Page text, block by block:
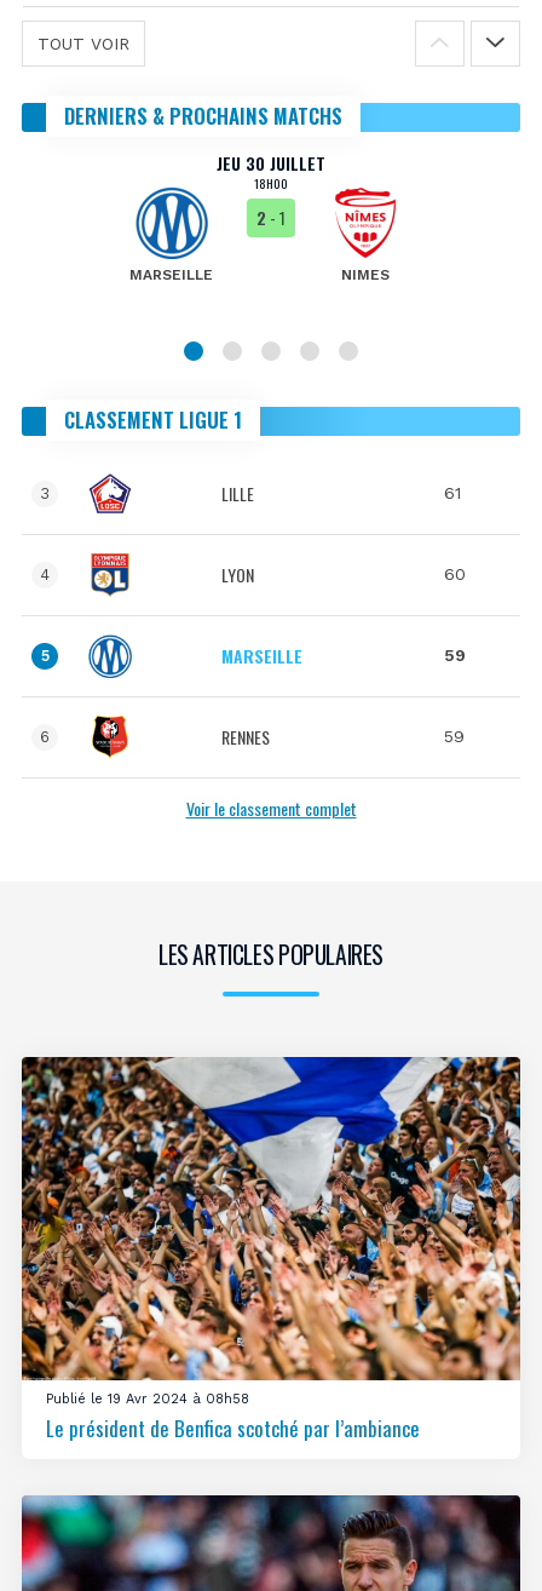
TOUT VOIR
DERNIERS & PROCHAINS MATCHS
JEU 30 JUILLET
18H00
MARSEILLE
2 - 1
NIMES
CLASSEMENT LIGUE 1
3 LILLE 61
4 LYON 60
5 MARSEILLE 59
6 RENNES 59
Voir le classement complet
LES ARTICLES POPULAIRES
Publié le 19 Avr 2024 à 08h58
Le président de Benfica scotché par l’ambiance